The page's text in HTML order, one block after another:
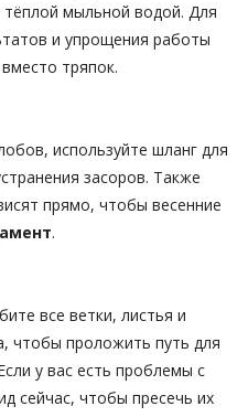
мыльной водой. Для
и упрощения работы
тряпок.
используйте шланг для
засоров. Также
прямо, чтобы весенние
.
все ветки, листья и
чтобы проложить путь для
у вас есть проблемы с
сейчас, чтобы пресечь их